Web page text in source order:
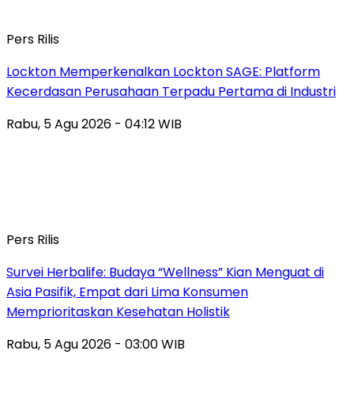
Pers Rilis
Lockton Memperkenalkan Lockton SAGE: Platform
Kecerdasan Perusahaan Terpadu Pertama di Industri
Rabu, 5 Agu 2026 - 04:12 WIB
Pers Rilis
Survei Herbalife: Budaya “Wellness” Kian Menguat di
Asia Pasifik, Empat dari Lima Konsumen
Memprioritaskan Kesehatan Holistik
Rabu, 5 Agu 2026 - 03:00 WIB